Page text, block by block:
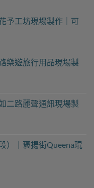
予工坊現場製作｜可
樂遊旅行用品現場製
二路麗聲通訊現場製
）｜褒揚街Queena琨